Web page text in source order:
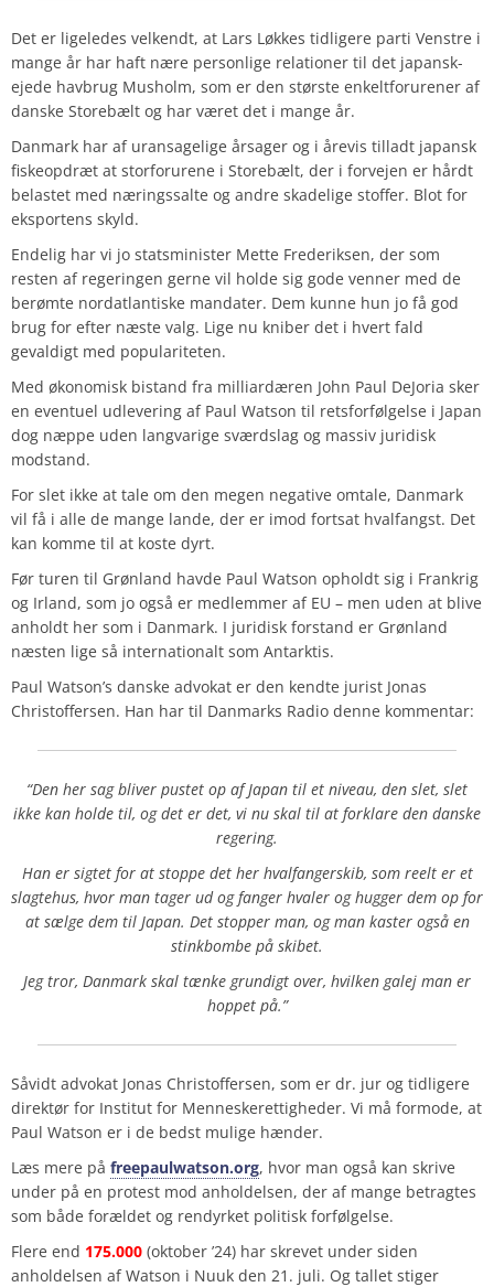
Det er ligeledes velkendt, at Lars Løkkes tidligere parti Venstre i
mange år har haft nære personlige relationer til det japansk-
ejede havbrug Musholm, som er den største enkeltforurener af
danske Storebælt og har været det i mange år.
Danmark har af uransagelige årsager og i årevis tilladt japansk
fiskeopdræt at storforurene i Storebælt, der i forvejen er hårdt
belastet med næringssalte og andre skadelige stoffer. Blot for
eksportens skyld.
Endelig har vi jo statsminister Mette Frederiksen, der som
resten af regeringen gerne vil holde sig gode venner med de
berømte nordatlantiske mandater. Dem kunne hun jo få god
brug for efter næste valg. Lige nu kniber det i hvert fald
gevaldigt med populariteten.
Med økonomisk bistand fra milliardæren John Paul DeJoria sker
en eventuel udlevering af Paul Watson til retsforfølgelse i Japan
dog næppe uden langvarige sværdslag og massiv juridisk
modstand.
For slet ikke at tale om den megen negative omtale, Danmark
vil få i alle de mange lande, der er imod fortsat hvalfangst. Det
kan komme til at koste dyrt.
Før turen til Grønland havde Paul Watson opholdt sig i Frankrig
og Irland, som jo også er medlemmer af EU – men uden at blive
anholdt her som i Danmark. I juridisk forstand er Grønland
næsten lige så internationalt som Antarktis.
Paul Watson’s danske advokat er den kendte jurist Jonas
Christoffersen. Han har til Danmarks Radio denne kommentar:
“Den her sag bliver pustet op af Japan til et niveau, den slet, slet
ikke kan holde til, og det er det, vi nu skal til at forklare den danske
regering.
Han er sigtet for at stoppe det her hvalfangerskib, som reelt er et
slagtehus, hvor man tager ud og fanger hvaler og hugger dem op for
at sælge dem til Japan. Det stopper man, og man kaster også en
stinkbombe på skibet.
Jeg tror, Danmark skal tænke grundigt over, hvilken galej man er
hoppet på.”
Såvidt advokat Jonas Christoffersen, som er dr. jur og tidligere
direktør for Institut for Menneskerettigheder. Vi må formode, at
Paul Watson er i de bedst mulige hænder.
Læs mere på freepaulwatson.org, hvor man også kan skrive
under på en protest mod anholdelsen, der af mange betragtes
som både forældet og rendyrket politisk forfølgelse.
Flere end 175.000 (oktober ’24) har skrevet under siden
anholdelsen af Watson i Nuuk den 21. juli. Og tallet stiger